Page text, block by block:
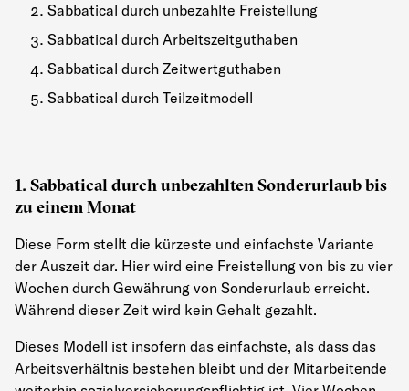
Sabbatical durch unbezahlte Freistellung
Sabbatical durch Arbeitszeitguthaben
Sabbatical durch Zeitwertguthaben
Sabbatical durch Teilzeitmodell
1. Sabbatical durch unbezahlten Sonderurlaub bis
zu einem Monat
Diese Form stellt die kürzeste und einfachste Variante
der Auszeit dar. Hier wird eine Freistellung von bis zu vier
Wochen durch Gewährung von Sonderurlaub erreicht.
Während dieser Zeit wird kein Gehalt gezahlt.
Dieses Modell ist insofern das einfachste, als dass das
Arbeitsverhältnis bestehen bleibt und der Mitarbeitende